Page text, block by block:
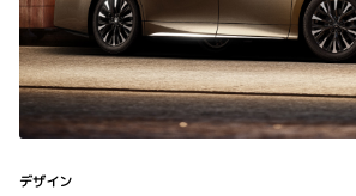
デザイン